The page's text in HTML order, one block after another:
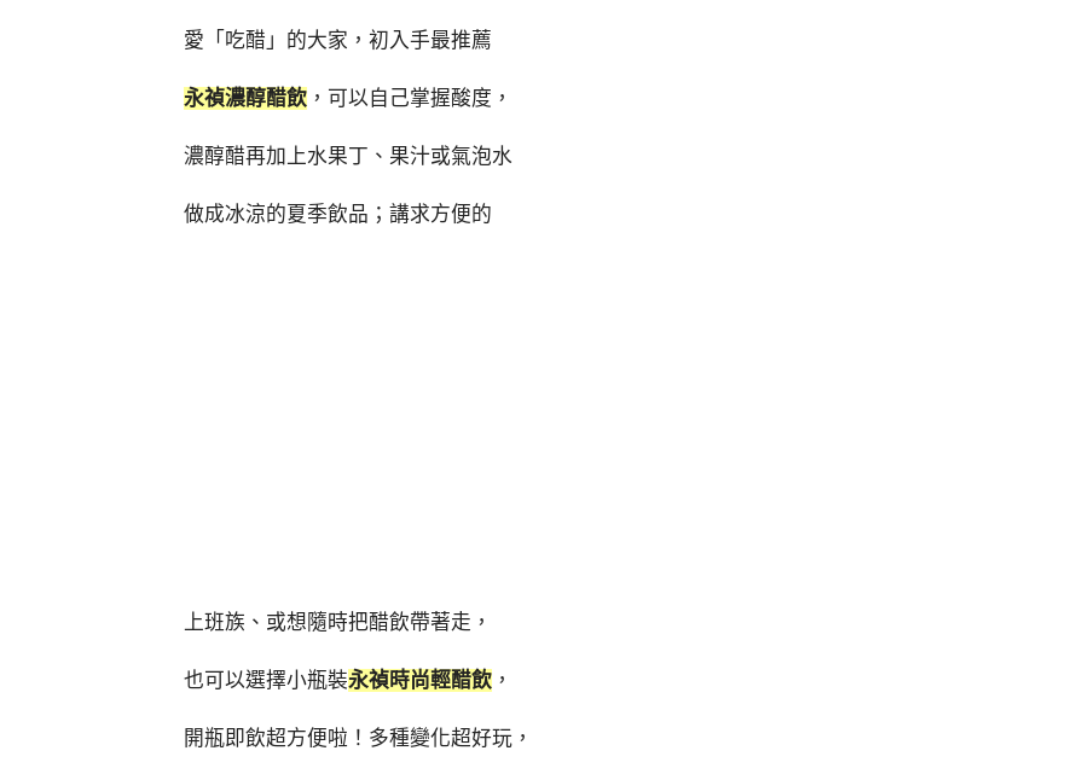
愛「吃醋」的大家，初入手最推薦
永禎濃醇醋飲 ，可以自己掌握酸度，
濃醇醋再加上水果丁、果汁或氣泡水
做成冰涼的夏季飲品；講求方便的
上班族、或想隨時把醋飲帶著走，
也可以選擇小瓶裝永禎時尚輕醋飲 ，
開瓶即飲超方便啦！多種變化超好玩，